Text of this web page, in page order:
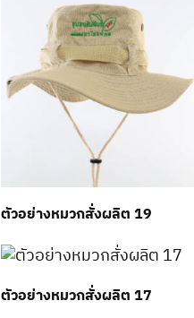
ตัวอย่างหมวกสั่งผลิต 19
ตัวอย่างหมวกสั่งผลิต 17